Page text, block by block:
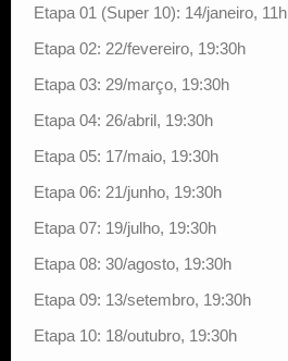
Etapa 01 (Super 10): 14/janeiro, 11h
Etapa 02: 22/fevereiro, 19:30h
Etapa 03: 29/março, 19:30h
Etapa 04: 26/abril, 19:30h
Etapa 05: 17/maio, 19:30h
Etapa 06: 21/junho, 19:30h
Etapa 07: 19/julho, 19:30h
Etapa 08: 30/agosto, 19:30h
Etapa 09: 13/setembro, 19:30h
Etapa 10: 18/outubro, 19:30h